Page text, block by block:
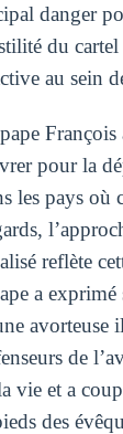
danger
du
au sein
François
pour la
les pays où
reflète
a
avorteuse
de
vie et a
des